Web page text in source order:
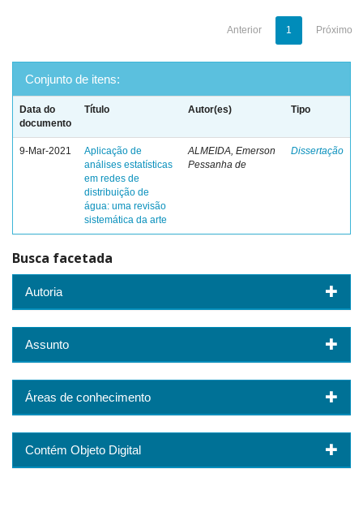
Anterior 1 Próximo
Conjunto de itens:
Data do
documento
Título Autor(es) Tipo
9-Mar-2021
Aplicação de
análises estatísticas
em redes de
distribuição de
água: uma revisão
sistemática da arte
ALMEIDA, Emerson
Pessanha de
Dissertação
Busca facetada
Autoria
Assunto
Áreas de conhecimento
Contém Objeto Digital